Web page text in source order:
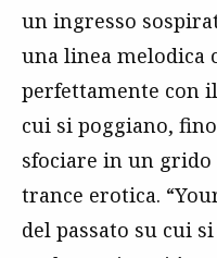
un ingresso
una linea melodica
perfettamente con
cui si poggiano,
sfociare in un
trance erotica.
del passato su cui